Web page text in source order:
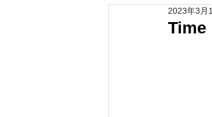
障がい者グループ
Time
2023年3月